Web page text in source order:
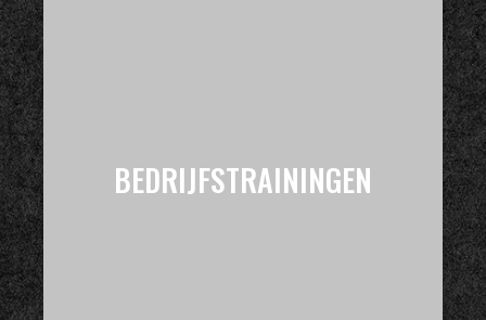
BEDRIJFSTRAININGEN